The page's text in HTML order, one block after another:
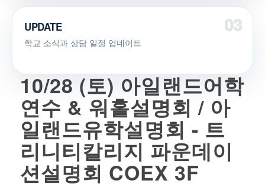
UPDATE
학교 소식과 상담 일정 업데이트
10/28 (토) 아일랜드어학
연수 & 워홀설명회 / 아
일랜드유학설명회 - 트
리니티칼리지 파운데이
션설명회 COEX 3F